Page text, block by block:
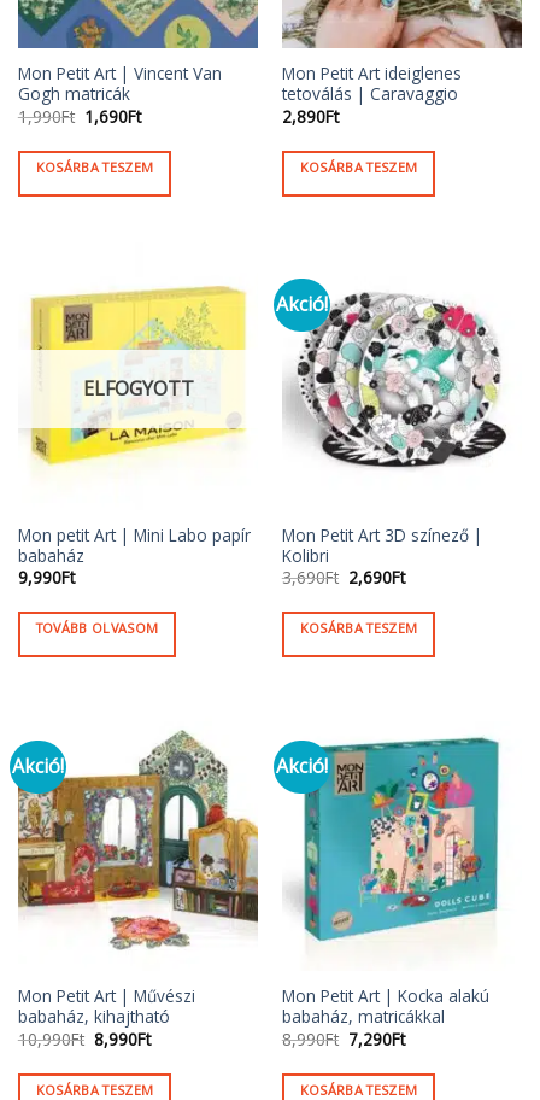
Mon Petit Art | Vincent Van
Gogh matricák
1,990Ft Original
price
was:
1,990Ft.
1,690FtCurrent
price
is:
1,690Ft.
KOSÁRBA TESZEM
Mon Petit Art ideiglenes
tetoválás | Caravaggio
2,890Ft
KOSÁRBA TESZEM
ELFOGYOTT
Mon petit Art | Mini Labo papír
babaház
9,990Ft
TOVÁBB OLVASOM
Akció!
Mon Petit Art 3D színező |
Kolibri
3,690Ft Original
price
was:
3,690Ft.
2,690FtCurrent
is:
2,690Ft.
KOSÁRBA TESZEM
Akció!
Mon Petit Art | Művészi
babaház, kihajtható
10,990Ft Original
price
was:
10,990Ft.
8,990FtCurrent
price
is:
8,990Ft.
KOSÁRBA TESZEM
Akció!
Mon Petit Art | Kocka alakú
babaház, matricákkal
8,990Ft Original
price
was:
8,990Ft.
7,290FtCurrent
price
is:
7,290Ft.
KOSÁRBA TESZEM